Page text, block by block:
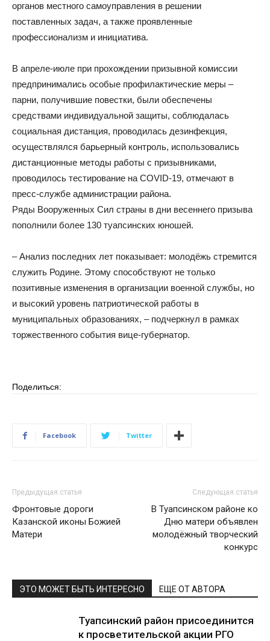
органов местного самоуправления в решении
поставленных задач, а также проявленные
профессионализм и инициатива.
В апреле-июле при прохождении призывной комиссии
предпринимались особые профилактические меры –
парни, получившие повестки, были обеспечены
средствами индивидуальной защиты, соблюдалась
социальная дистанция, проводилась дезинфекция,
осуществлялся барьерный контроль, использовались
дистанционные методы работы с призывниками,
проводилось тестирование на COVID-19, отмечают в
пресс-службе администрации района.
Ряды Вооруженных Сил страны в дни весеннего призыва
пополнили более 130 туапсинских юношей.
– Анализ последних лет показывает: молодёжь стремится
служить Родине. Этому способствуют не только
позитивные изменения в организации военной службы, но
и высокий уровень патриотической работы в
муниципальных образованиях, – подчеркнул в рамках
торжественного события вице-губернатор.
Поделиться:
Facebook Twitter
Предыдущая статья
Фронтовые дороги
Казанской иконы Божией
Матери
Следующая статья
В Туапсинском районе ко
Дню матери объявлен
молодёжный творческий
конкурс
ЭТО МОЖЕТ БЫТЬ ИНТЕРЕСНО ЕЩЕ ОТ АВТОРА
Туапсинский район присоединится
к просветительской акции РГО